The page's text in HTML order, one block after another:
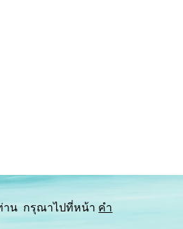
าน  กรุณาไปที่หน้า คำ